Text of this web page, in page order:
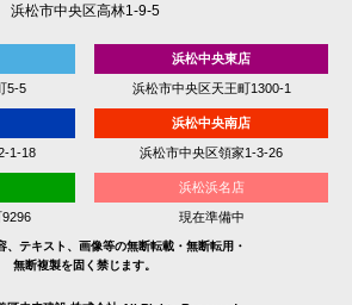
浜松市中央区高林1-9-5
5-5
浜松中央東店
浜松市中央区天王町1300-1
1-18
浜松中央南店
浜松市中央区領家1-3-26
浜松浜名店
現在準備中
、テキスト、画像等の無断転載・無断転用・
無断複製を固く禁じます。